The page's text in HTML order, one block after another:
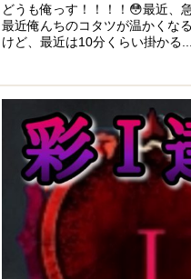
どうも俺っす！！！！😳最近、
最近俺んちのコタツが温かくな
けど、最近は10分くらい掛かる...